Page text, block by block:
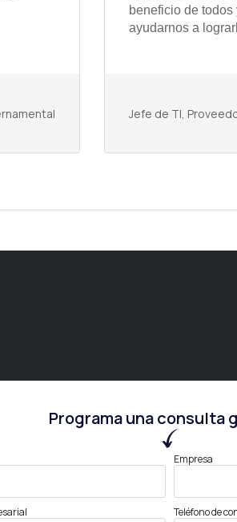
beneficio de
ayudarnos a
Jefe de TI,
Programa una consulta
Empresa
Teléfono de